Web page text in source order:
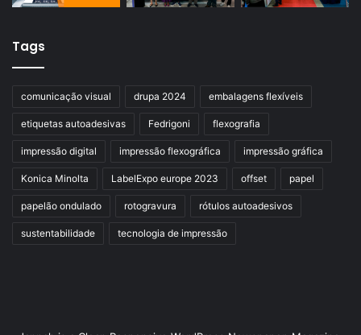
Tags
comunicação visual drupa 2024 embalagens flexíveis
etiquetas autoadesivas Fedrigoni flexografia
impressão digital impressão flexográfica impressão gráfica
Konica Minolta LabelExpo europe 2023 offset papel
papelão ondulado rotogravura rótulos autoadesivos
sustentabilidade tecnologia de impressão